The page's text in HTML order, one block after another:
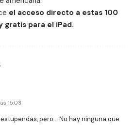
el acceso directo a estas 100
gratis para el iPad.
15:03
pero… No hay ninguna que